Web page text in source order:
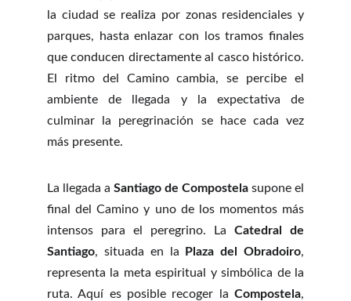
la ciudad se realiza por zonas residenciales y
parques, hasta enlazar con los tramos finales
que conducen directamente al casco histórico.
El ritmo del Camino cambia, se percibe el
ambiente de llegada y la expectativa de
culminar la peregrinación se hace cada vez
más presente.
La llegada a Santiago de Compostela supone el
final del Camino y uno de los momentos más
intensos para el peregrino. La Catedral de
Santiago, situada en la Plaza del Obradoiro,
representa la meta espiritual y simbólica de la
ruta. Aquí es posible recoger la Compostela,